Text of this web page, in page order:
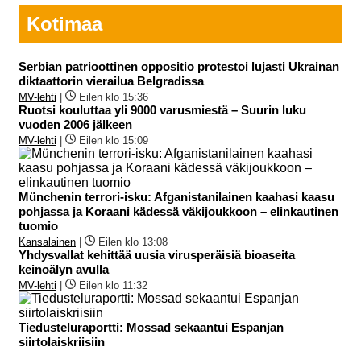
Kotimaa
Serbian patrioottinen oppositio protestoi lujasti Ukrainan
diktaattorin vierailua Belgradissa
MV-lehti Eilen klo 15:36
Ruotsi kouluttaa yli 9000 varusmiestä – Suurin luku
vuoden 2006 jälkeen
MV-lehti Eilen klo 15:09
Münchenin terrori-isku: Afganistanilainen kaahasi kaasu
pohjassa ja Koraani kädessä väkijoukkoon – elinkautinen
tuomio
Kansalainen Eilen klo 13:08
Yhdysvallat kehittää uusia virusperäisiä bioaseita
keinoälyn avulla
MV-lehti Eilen klo 11:32
Tiedusteluraportti: Mossad sekaantui Espanjan
siirtolaiskriisiin